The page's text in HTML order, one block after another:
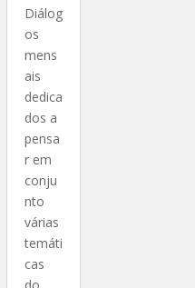
Diálog
os
mens
ais
dedica
dos a
pensa
r em
conju
nto
várias
temáti
cas